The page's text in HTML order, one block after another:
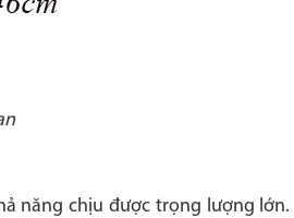
năng chịu được trọng lượng lớn.